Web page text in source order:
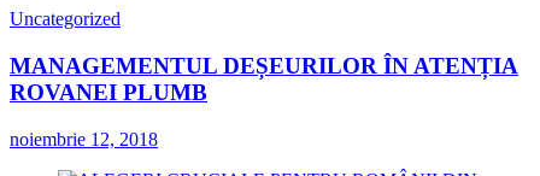
Uncategorized
MANAGEMENTUL DEȘEURILOR ÎN ATENȚIA
ROVANEI PLUMB
noiembrie 12, 2018